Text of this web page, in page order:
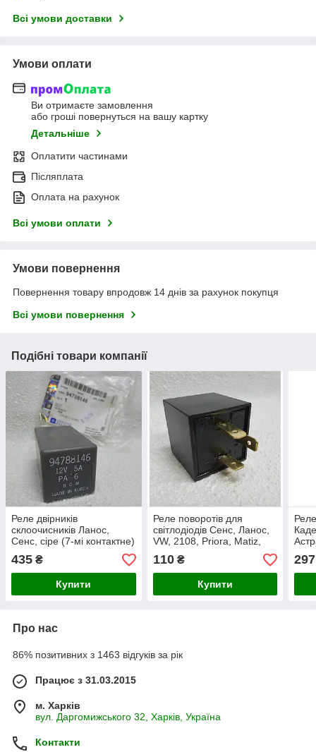
Всі умови доставки
Умови оплати
Ви отримаєте замовлення
або гроші повернуться на вашу картку
Детальніше
Оплатити частинами
Післяплата
Оплата на рахунок
Всі умови оплати
Умови повернення
Повернення товару впродовж 14 днів за рахунок покупця
Всі умови повернення
Подібні товари компанії
Реле двірників
склоочисників Ланос,
Сенс, сіре (7-мі контактне)
GM 94788146
435 ₴
Купити
Реле поворотів для
світлодіодів Сенс, Ланос,
VW, 2108, Priora, Matiz,
Niva Chevrolet LED
110₴
Купити
297
Про нас
86% позитивних з 1463 відгуків за рік
Працює з 31.03.2015
м. Харків
вул. Даргомижського 32, Харків, Україна
Контакти